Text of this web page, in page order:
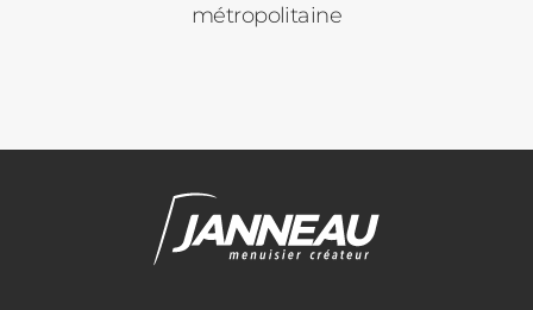
métropolitaine